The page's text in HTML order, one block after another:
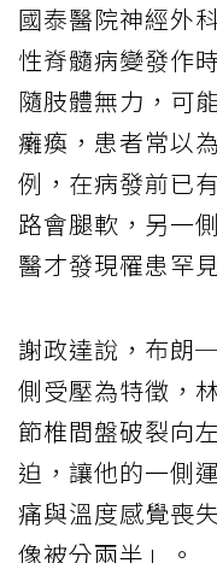
國泰醫院神經外
性脊髓病變發作
隨肢體無力，可
癱瘓，患者常以
例，在病發前已
路會腿軟，另一
醫才發現罹患罕
謝政達說，布朗
側受壓為特徵，
節椎間盤破裂向
迫，讓他的一側
痛與溫度感覺喪
像被分兩半」。